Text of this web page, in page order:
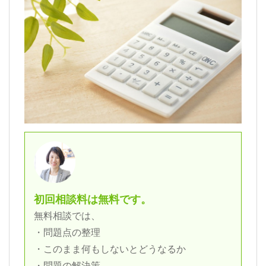
初回相談料は無料です。
無料相談では、
・問題点の整理
・このまま何もしないとどうなるか